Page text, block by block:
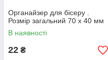
Органайзер для бісеру .
Розмір загальний 70 х 40 мм
В наявності
22 ₴